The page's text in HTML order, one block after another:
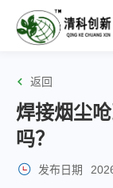
返回
焊接烟尘
吗？
发布日期